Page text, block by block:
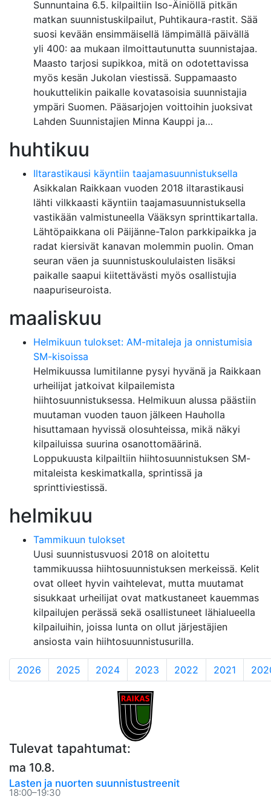
Sunnuntaina 6.5. kilpailtiin Iso-Äiniöllä pitkän
matkan suunnistuskilpailut, Puhtikaura-rastit. Sää
suosi kevään ensimmäisellä lämpimällä päivällä
yli 400: aa mukaan ilmoittautunutta suunnistajaa.
Maasto tarjosi supikkoa, mitä on odotettavissa
myös kesän Jukolan viestissä. Suppamaasto
houkuttelikin paikalle kovatasoisia suunnistajia
ympäri Suomen. Pääsarjojen voittoihin juoksivat
Lahden Suunnistajien Minna Kauppi ja…
huhtikuu
Iltarastikausi käyntiin taajamasuunnistuksella
Asikkalan Raikkaan vuoden 2018 iltarastikausi
lähti vilkkaasti käyntiin taajamasuunnistuksella
vastikään valmistuneella Vääksyn sprinttikartalla.
Lähtöpaikkana oli Päijänne-Talon parkkipaikka ja
radat kiersivät kanavan molemmin puolin. Oman
seuran väen ja suunnistuskoululaisten lisäksi
paikalle saapui kiitettävästi myös osallistujia
naapuriseuroista.
maaliskuu
Helmikuun tulokset: AM-mitaleja ja onnistumisia
SM-kisoissa
Helmikuussa lumitilanne pysyi hyvänä ja Raikkaan
urheilijat jatkoivat kilpailemista
hiihtosuunnistuksessa. Helmikuun alussa päästiin
muutaman vuoden tauon jälkeen Hauholla
hisuttamaan hyvissä olosuhteissa, mikä näkyi
kilpailuissa suurina osanottomäärinä.
Loppukuusta kilpailtiin hiihtosuunnistuksen SM-
mitaleista keskimatkalla, sprintissä ja
sprinttiviestissä.
helmikuu
Tammikuun tulokset
Uusi suunnistusvuosi 2018 on aloitettu
tammikuussa hiihtosuunnistuksen merkeissä. Kelit
ovat olleet hyvin vaihtelevat, mutta muutamat
sisukkaat urheilijat ovat matkustaneet kauemmas
kilpailujen perässä sekä osallistuneet lähialueella
kilpailuihin, joissa lunta on ollut järjestäjien
ansiosta vain hiihtosuunnistusurilla.
2026 2025 2024 2023 2022 2021
Tulevat tapahtumat:
ma 10.8.
Lasten ja nuorten suunnistustreenit
18:00–19:30